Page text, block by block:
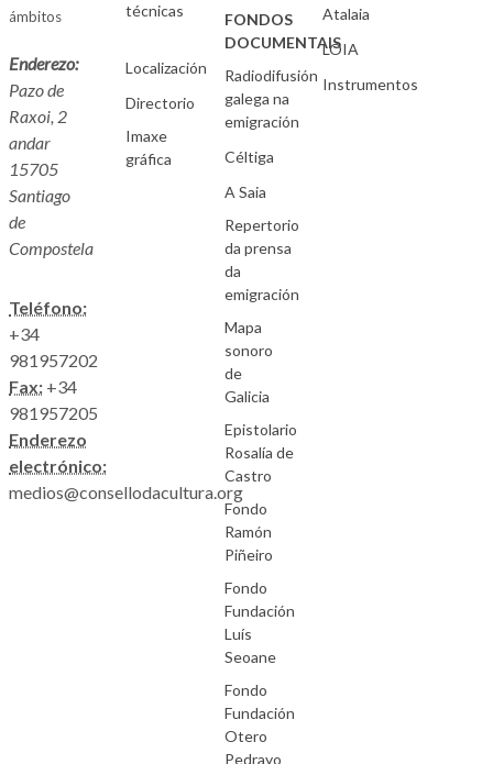
ámbitos
Enderezo:
Pazo de
Raxoi, 2
andar
15705
Santiago
de
Compostela
Teléfono:
+34
981957202
Fax: +34
981957205
Enderezo
electrónico:
medios@consellodacultura.org
técnicas
Localización
Directorio
Imaxe
gráfica
FONDOS
DOCUMENTAIS
Radiodifusión
galega na
emigración
Céltiga
A Saia
Repertorio
da prensa
da
emigración
Mapa
sonoro
de
Galicia
Epistolario
Rosalía de
Castro
Fondo
Ramón
Piñeiro
Fondo
Fundación
Luís
Seoane
Fondo
Fundación
Otero
Pedrayo
Atalaia
LOIA
Instrumentos